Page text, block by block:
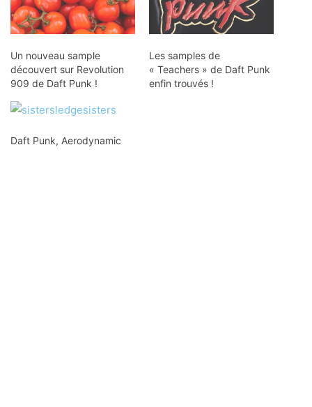
Un nouveau sample
découvert sur Revolution
909 de Daft Punk !
Les samples de
« Teachers » de Daft Punk
enfin trouvés !
Daft Punk, Aerodynamic